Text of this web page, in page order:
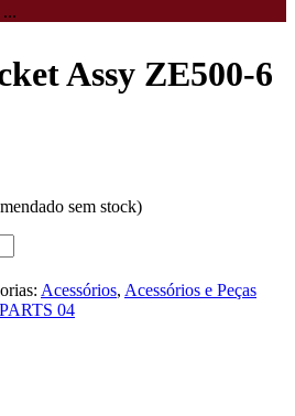
Assy ZE500-6
sem stock)
Acessórios, Acessórios e Peças
04